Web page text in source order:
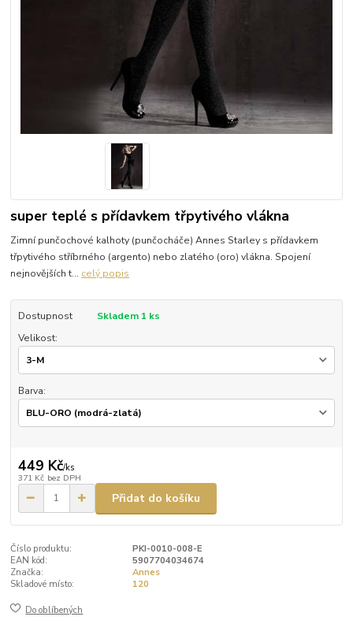
super teplé s přídavkem třpytivého vlákna
Zimní punčochové kalhoty (punčocháče) Annes Starley s přídavkem
třpytivého stříbrného (argento) nebo zlatého (oro) vlákna. Spojení
nejnovějších t... celý popis
Dostupnost
Skladem 1 ks
Velikost:
Barva:
449 Kč/ks
371 Kč bez DPH
Přidat do košíku
Číslo produktu:
PKI-0010-008-E
EAN kód:
5907704034674
Značka:
Annes
Skladové místo:
120
Do oblíbených